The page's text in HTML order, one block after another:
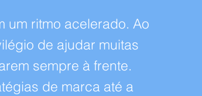
um ritmo acelerado. Ao
de ajudar muitas
sempre à frente.
de marca até a